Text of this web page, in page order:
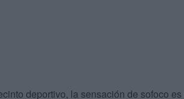
deportivo, la sensación de sofoco